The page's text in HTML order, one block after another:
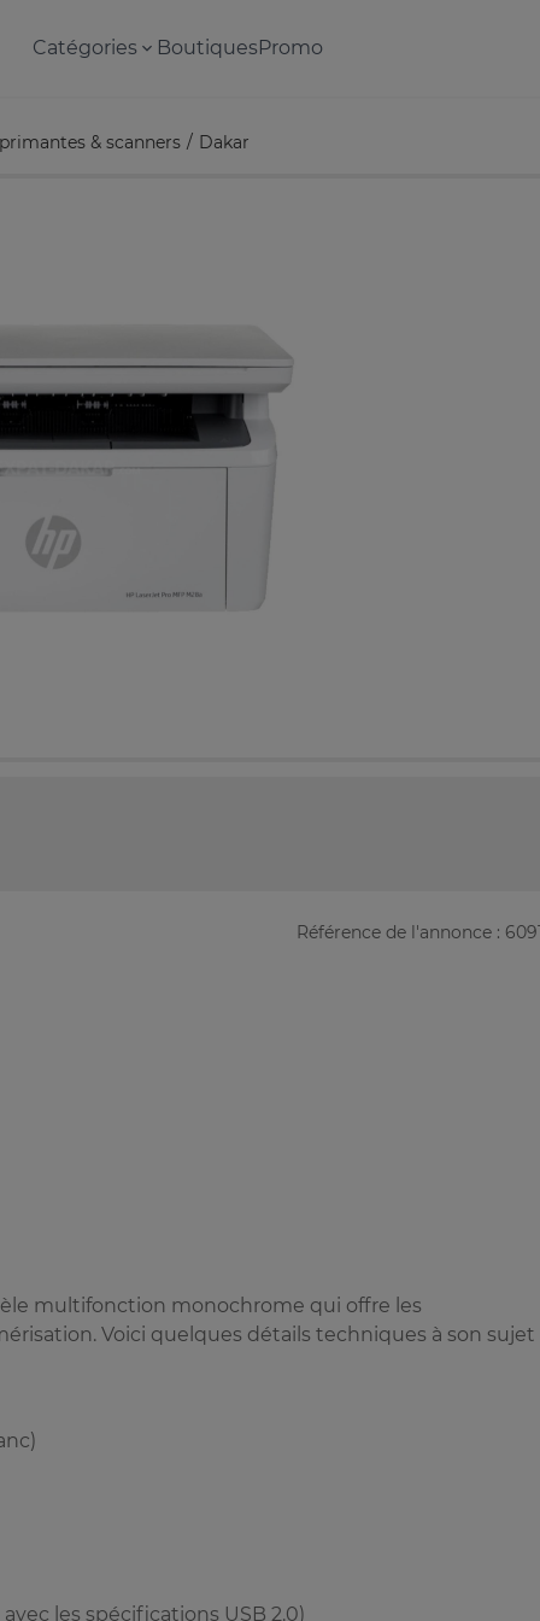
Catégories BoutiquesPromo
& scanners Dakar
Référence de l'annonce :
multifonction monochrome qui offre les
Voici quelques détails techniques à son sujet
les spécifications USB 2.0)